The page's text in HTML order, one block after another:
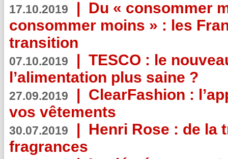
17.10.2019 | Du « consommer
consommer moins » : les
transition
07.10.2019 | TESCO : le
l’alimentation plus saine ?
27.09.2019 | ClearFashion :
vos vêtements
30.07.2019 | Henri Rose : de la
fragrances